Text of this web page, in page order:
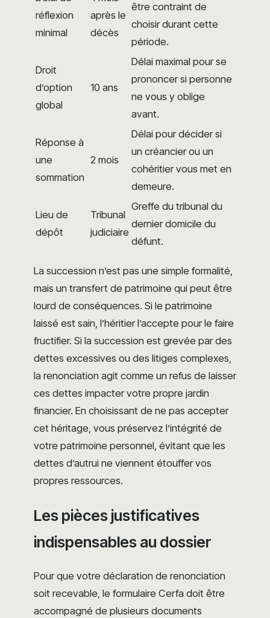
réflexion
minimal
après le
décès
être contraint de
choisir durant cette
période.
Droit
d’option
global
10 ans
Délai maximal pour se
prononcer si personne
ne vous y oblige
avant.
Réponse à
une
sommation
2 mois
Délai pour décider si
un créancier ou un
cohéritier vous met en
demeure.
Lieu de
dépôt
Tribunal
judiciaire
Greffe du tribunal du
dernier domicile du
défunt.
La succession n’est pas une simple formalité,
mais un transfert de patrimoine qui peut être
lourd de conséquences. Si le patrimoine
laissé est sain, l’héritier l’accepte pour le faire
fructifier. Si la succession est grevée par des
dettes excessives ou des litiges complexes,
la renonciation agit comme un refus de laisser
ces dettes impacter votre propre jardin
financier. En choisissant de ne pas accepter
cet héritage, vous préservez l’intégrité de
votre patrimoine personnel, évitant que les
dettes d’autrui ne viennent étouffer vos
propres ressources.
Les pièces justificatives
indispensables au dossier
Pour que votre déclaration de renonciation
soit recevable, le formulaire Cerfa doit être
accompagné de plusieurs documents